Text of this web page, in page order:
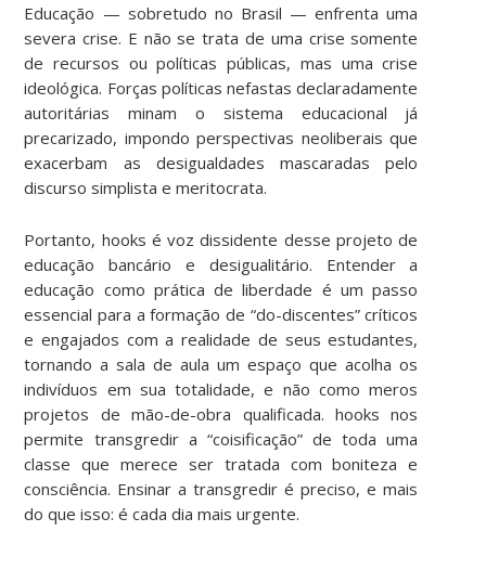
Educação — sobretudo no Brasil — enfrenta uma
severa crise. E não se trata de uma crise somente
de recursos ou políticas públicas, mas uma crise
ideológica. Forças políticas nefastas declaradamente
autoritárias minam o sistema educacional já
precarizado, impondo perspectivas neoliberais que
exacerbam as desigualdades mascaradas pelo
discurso simplista e meritocrata.
Portanto, hooks é voz dissidente desse projeto de
educação bancário e desigualitário. Entender a
educação como prática de liberdade é um passo
essencial para a formação de “do-discentes” críticos
e engajados com a realidade de seus estudantes,
tornando a sala de aula um espaço que acolha os
indivíduos em sua totalidade, e não como meros
projetos de mão-de-obra qualificada. hooks nos
permite transgredir a “coisificação” de toda uma
classe que merece ser tratada com boniteza e
consciência. Ensinar a transgredir é preciso, e mais
do que isso: é cada dia mais urgente.